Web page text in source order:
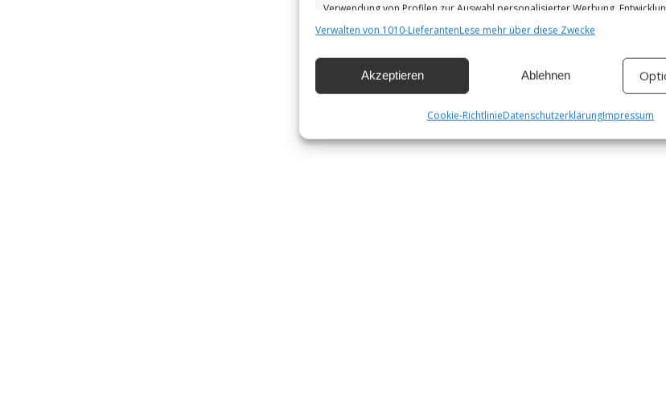
Verwendung von Profilen zur Auswahl personalisierter Werbung,
Verbesserung der Angebote.
Eigenschaften
Abgleichung und Kombination von Daten aus unterschiedlichen Quellen,
Verwalten von 1010-LieferantenLese mehr über diese Zwecke
Akzeptieren Ablehnen
Cookie-RichtlinieDatenschutzerklärungImpressum